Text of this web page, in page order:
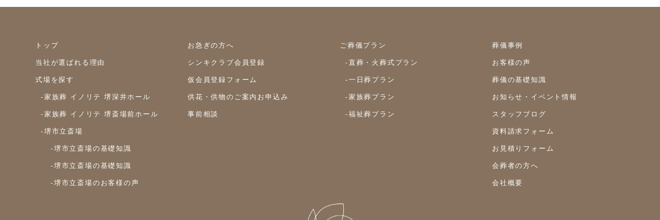
2021年5月
2021年4月
2021年3月
2021年2月
トップ
当社が選ばれる理由
式場を探す
-家族葬 イノリテ 堺深井ホール
-家族葬 イノリテ 堺斎場前ホール
-堺市立斎場
-堺市立斎場の基礎知識
-堺市立斎場の基礎知識
-堺市立斎場のお客様の声
お急ぎの方へ
シンキクラブ会員登録
仮会員登録フォーム
供花・供物のご案内お申込み
事前相談
ご葬儀プラン
-直葬・火葬式プラン
-一日葬プラン
-家族葬プラン
-福祉葬プラン
葬儀事例
お客様の声
葬儀の基礎知識
お知らせ・イベント情報
スタッフブログ
資料請求フォーム
お見積りフォーム
会葬者の方へ
会社概要